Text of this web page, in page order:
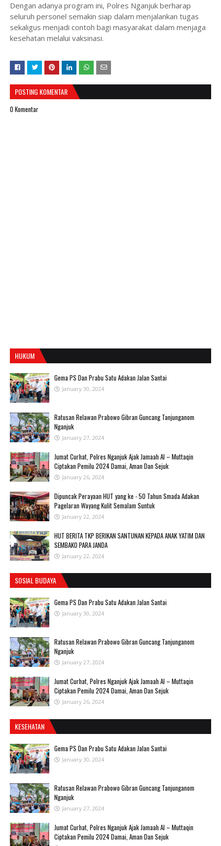
Dengan adanya program ini, Polres Nganjuk berharap
seluruh personel semakin siap dalam menjalankan tugas
sekaligus menjadi contoh bagi masyarakat dalam menjaga
kesehatan melalui vaksinasi.
POSTING KOMENTAR
0 Komentar
HUKUM
Gema PS Dan Prabu Satu Adakan Jalan Santai
January 30, 2024
Ratusan Relawan Prabowo Gibran Guncang Tanjunganom
Nganjuk
January 27, 2024
Jumat Curhat, Polres Nganjuk Ajak Jamaah Al – Muttaqin
Ciptakan Pemilu 2024 Damai, Aman Dan Sejuk
January 26, 2024
Dipuncak Perayaan HUT yang ke - 50 Tahun Smada Adakan
Pagelaran Wayang Kulit Semalam Suntuk
January 22, 2024
HUT BERITA TKP BERIKAN SANTUNAN KEPADA ANAK YATIM DAN
SEMBAKO PARA JANDA
January 22, 2024
SOSIAL BUDAYA
Gema PS Dan Prabu Satu Adakan Jalan Santai
January 30, 2024
Ratusan Relawan Prabowo Gibran Guncang Tanjunganom
Nganjuk
January 27, 2024
Jumat Curhat, Polres Nganjuk Ajak Jamaah Al – Muttaqin
Ciptakan Pemilu 2024 Damai, Aman Dan Sejuk
January 26, 2024
KESEHATAN
Gema PS Dan Prabu Satu Adakan Jalan Santai
January 30, 2024
Ratusan Relawan Prabowo Gibran Guncang Tanjunganom
Nganjuk
January 27, 2024
Jumat Curhat, Polres Nganjuk Ajak Jamaah Al – Muttaqin
Ciptakan Pemilu 2024 Damai, Aman Dan Sejuk